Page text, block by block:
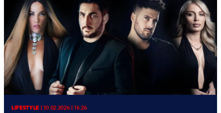
LIFESTYLE| 10.02.2026 | 16:26